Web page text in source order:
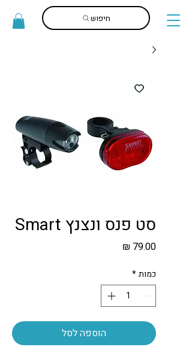
חיפוש
סט פנס ונצנץ Smart
כמות*
הוספה לסל